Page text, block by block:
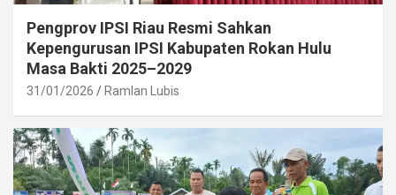
Pengprov IPSI Riau Resmi Sahkan
Kepengurusan IPSI Kabupaten Rokan Hulu
Masa Bakti 2025–2029
31/01/2026 Ramlan Lubis